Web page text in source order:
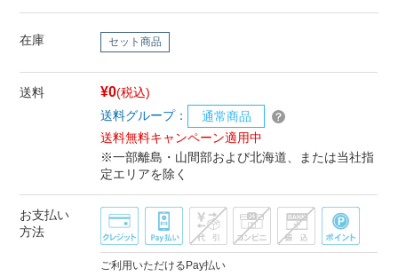
在庫 セット商品
送料 ¥0(税込)
送料グループ：
通常商品
送料無料キャンペーン適用中
※一部離島・山間部および北海道、または当社指
定エリアを除く
お支払い
方法
ご利用いただけるPay払い